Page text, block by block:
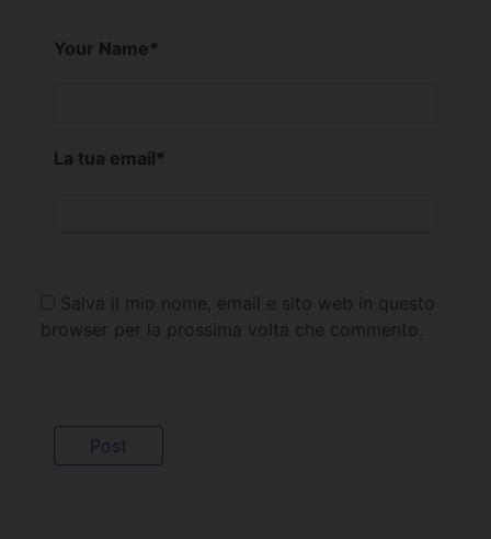
Your Name*
La tua email*
Salva il mio nome, email e sito web in questo
browser per la prossima volta che commento.